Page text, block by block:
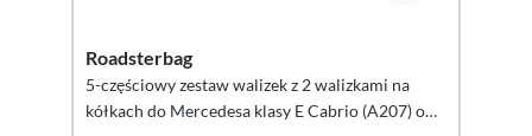
Roadsterbag
5-częściowy zestaw walizek z 2 walizkami na
kółkach do Mercedesa klasy E Cabrio (A207) o